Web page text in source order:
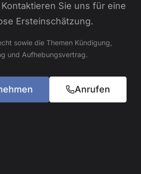
Sie uns für eine
Ersteinschätzung.
sowie die Themen Kündigung,
und Aufhebungsvertrag.
Anrufen